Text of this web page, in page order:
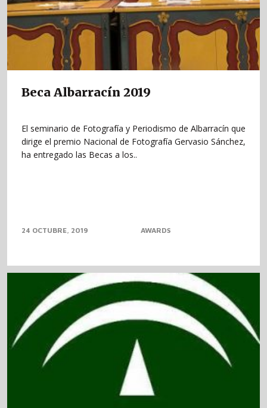
Beca Albarracín 2019
El seminario de Fotografía y Periodismo de Albarracín que
dirige el premio Nacional de Fotografía Gervasio Sánchez,
ha entregado las Becas a los..
24 OCTUBRE, 2019 AWARDS